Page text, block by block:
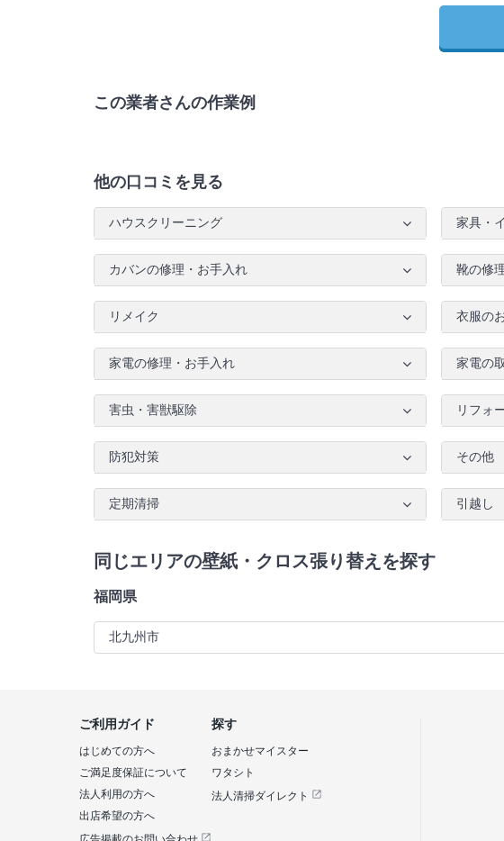
この業者さんの作業例
他の口コミを見る
ハウスクリーニング 家具・
カバンの修理・お手入れ 靴の修
リメイク 衣服の
家電の修理・お手入れ 家電の
害虫・害獣駆除 リフォ
防犯対策 その他
定期清掃 引越し
同じエリアの壁紙・クロス張り替えを探す
福岡県
北九州市
探す
おまかせマイスター
ワタシト
法人清掃ダイレクト
ご利用ガイド
はじめての方へ
ご満足度保証について
法人利用の方へ
出店希望の方へ